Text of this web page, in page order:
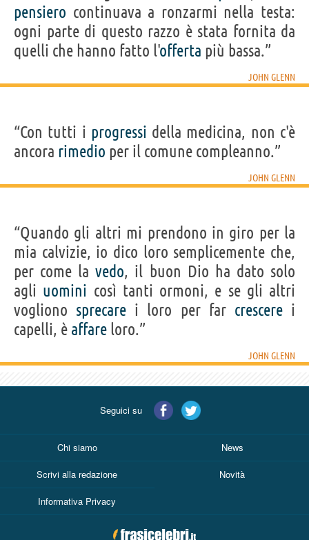
Nome
Cognome Glenn
Nato 18 luglio 1921 a Cambridge
Sesso maschile
Nazionalità statunitense
Professione astronauta politico
“Con tutti i progressi della medicina, non c'è
ancora rimedio per il comune compleanno.”
Personaggi affini perPROFESSIONE CONTENUTI
pensiero continuava a ronzarmi nella testa:
ogni parte di questo razzo è stata fornita da
quelli che hanno fatto l'offerta più bassa.”
JOHN GLENN
“Con tutti i progressi della medicina, non c'è
ancora rimedio per il comune compleanno.”
JOHN GLENN
“Quando gli altri mi prendono in giro per la
mia calvizie, io dico loro semplicemente che,
per come lavedo, il buon Dio ha dato solo
agli uomini così tanti ormoni, e se gli altri
vogliono sprecare i loro per far crescerei
capelli, è affare loro.”
JOHN GLENN
Seguici su
Chi siamo News
Scrivi alla redazione Novità
Informativa Privacy